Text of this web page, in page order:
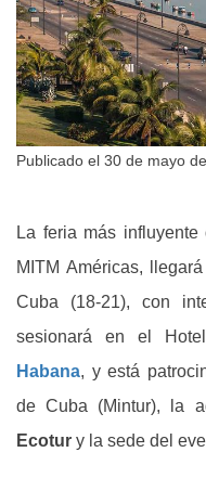
Publicado el 30 de mayo
La feria más
MITM Américas,
Cuba (18-21), con
sesionará en el
Habana, y está
de Cuba (Mintur), la
Ecotur y la sede del